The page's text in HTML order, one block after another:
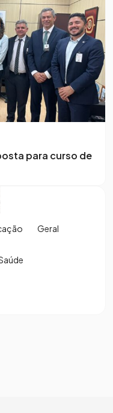
para curso de
Geral